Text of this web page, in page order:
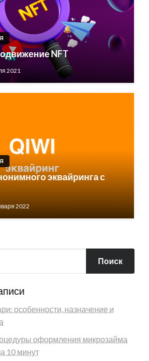
NFT
2021
эквайринга с
2022
Поиск
особенности, назначение и
оформления микрозайма
10 минут